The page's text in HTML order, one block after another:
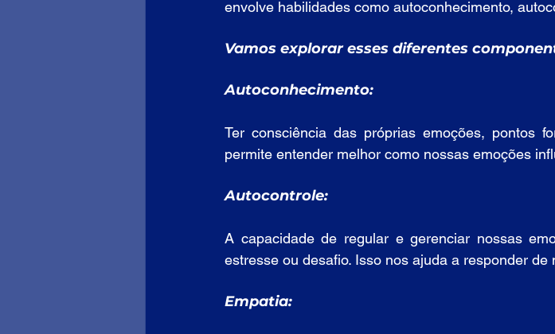
envolve habilidades como autoconhecimento,
Vamos explorar esses diferentes
Autoconhecimento:
Ter consciência das próprias emoções, pontos
permite entender melhor como nossas emoções
Autocontrole:
A capacidade de regular e gerenciar nossas
estresse ou desafio. Isso nos ajuda a responder de
Empatia: